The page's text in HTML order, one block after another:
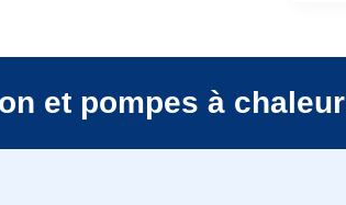
et pompes à chaleur